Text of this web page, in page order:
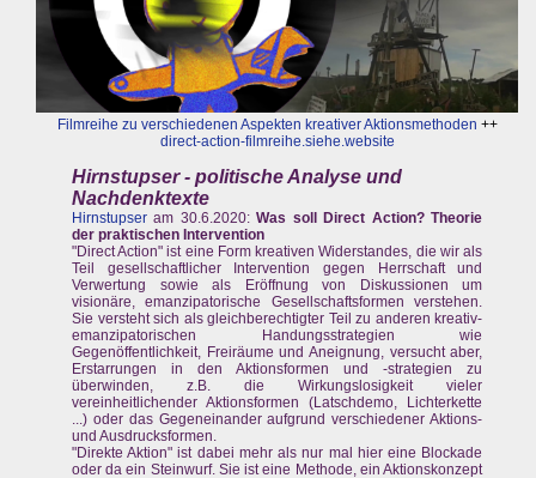
Filmreihe zu verschiedenen Aspekten kreativer Aktionsmethoden ++
direct-action-filmreihe.siehe.website
Hirnstupser - politische Analyse und
Nachdenktexte
Hirnstupser am 30.6.2020:Was soll Direct Action? Theorie
der praktischen Intervention
"Direct Action" ist eine Form kreativen Widerstandes, die wir als
Teil gesellschaftlicher Intervention gegen Herrschaft und
Verwertung sowie als Eröffnung von Diskussionen um
visionäre, emanzipatorische Gesellschaftsformen verstehen.
Sie versteht sich als gleichberechtigter Teil zu anderen kreativ-
emanzipatorischen Handungsstrategien wie
Gegenöffentlichkeit, Freiräume und Aneignung, versucht aber,
Erstarrungen in den Aktionsformen und -strategien zu
überwinden, z.B. die Wirkungslosigkeit vieler
vereinheitlichender Aktionsformen (Latschdemo, Lichterkette
...) oder das Gegeneinander aufgrund verschiedener Aktions-
und Ausdrucksformen.
"Direkte Aktion" ist dabei mehr als nur mal hier eine Blockade
oder da ein Steinwurf. Sie ist eine Methode, ein Aktionskonzept